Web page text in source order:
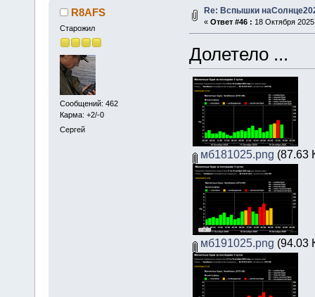
R8AFS
Старожил
Сообщений: 462
Карма: +2/-0
Сергей
Re: Вспышки
« Ответ #46 : 18 Октября
Долетело ...
мб181025.png (87.63
мб191025.png (94.03